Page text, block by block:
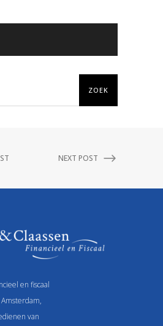
ZOEK
NEXT POST
en fiscaal
van